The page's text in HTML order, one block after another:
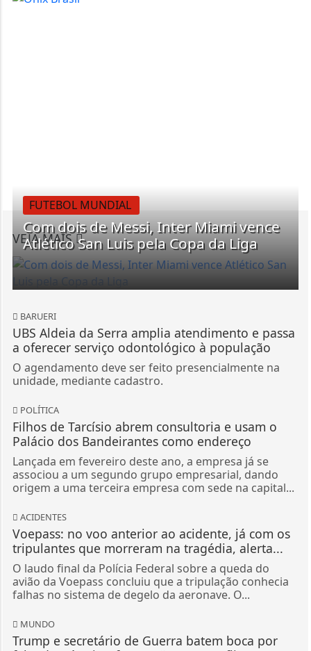
VEJA MAIS
FUTEBOL MUNDIAL
Com dois de Messi, Inter Miami vence
Atlético San Luis pela Copa da Liga
BARUERI
UBS Aldeia da Serra amplia atendimento e passa
a oferecer serviço odontológico à população
O agendamento deve ser feito presencialmente na
unidade, mediante cadastro.
POLÍTICA
Filhos de Tarcísio abrem consultoria e usam o
Palácio dos Bandeirantes como endereço
Lançada em fevereiro deste ano, a empresa já se
associou a um segundo grupo empresarial, dando
origem a uma terceira empresa com sede na capital...
ACIDENTES
Voepass: no voo anterior ao acidente, já com os
tripulantes que morreram na tragédia, alerta...
O laudo final da Polícia Federal sobre a queda do
avião da Voepass concluiu que a tripulação conhecia
falhas no sistema de degelo da aeronave. O...
MUNDO
Trump e secretário de Guerra batem boca por